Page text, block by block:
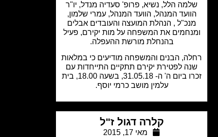
הלל, נשיא, פרופ' סעדיה מנדל, יו"ר
המנהל, הוועד המנהל, עמרי שלמון,
, הנהלת המועצה והעובדים אבלים
את המשפחה על מות יקירם, פעיל
בהנחלת מורשת ההעפלה.
הבנים והמשפחה מודיעים כי במלאות
לפטירת יקירם תתקיים התייחדות עם
זכרו ביום ה' ה- 31.05.18, בשעה 18.00, בית
עלמין מושב כרמי יוסף.
קלרה דגול ז"ל
מאי 17, 2015